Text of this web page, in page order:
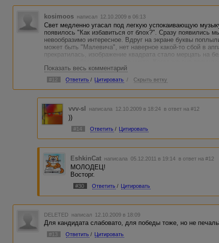
kosimoos написал 12.10.2009 в 06:13
Свет медленно угасал под легкую успокаивающую
появилось "Как избавиться от блох?". Сразу появились
невообразимо интересное. Вдруг на экране буквы
может быть "Малевича", нет наверное какой-то сбой в
прекратилась, изображение квадрата стало мерцать на
успокаивающая музыка, а на экране мелькали
краем глаза можно было заметить, что в промежутке
маленькими буквами. В теле ощущалось легкость и
даже насчёт этого «за» или «против», просто пустота...
За пробы пера зачёт, за Ваше эссе "-"
Показать весь комментарий
#12 Ответить / Цитировать / Скрыть ветку
vvv-sl написала 12.10.2009 в 18:24 в ответ на #12
))
#14 Ответить / Цитировать
EshkinCat написала 05.12.2011 в 19:14 в ответ на #12
МОЛОДЕЦ!
Восторг.
#30 Ответить / Цитировать
DELETED написал 12.10.2009 в 18:09
Для кандидата слабовато, для победы тоже, но не
#13 Ответить / Цитировать